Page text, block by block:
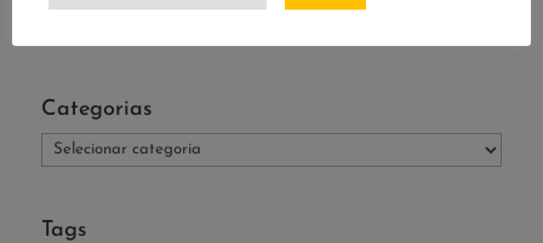
Categorias
Categorias
Tags